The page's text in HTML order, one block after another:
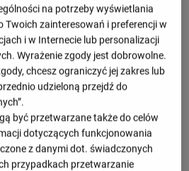
0 : 2
0 : 0
Malta
1 : 1 Sierra Leone
6 : 1 Saint Lucia
1 : 3
1 : 3
Francja
więcej
na potrzeby wyświetlania
Twoich zainteresowań i preferencji w
i w Internecie lub personalizacji
Wyrażenie zgody jest dobrowolne.
chcesz ograniczyć jej zakres lub
udzieloną przejdź do
być przetwarzane także do celów
dotyczących funkcjonowania
z danymi dot. świadczonych
przypadkach przetwarzanie